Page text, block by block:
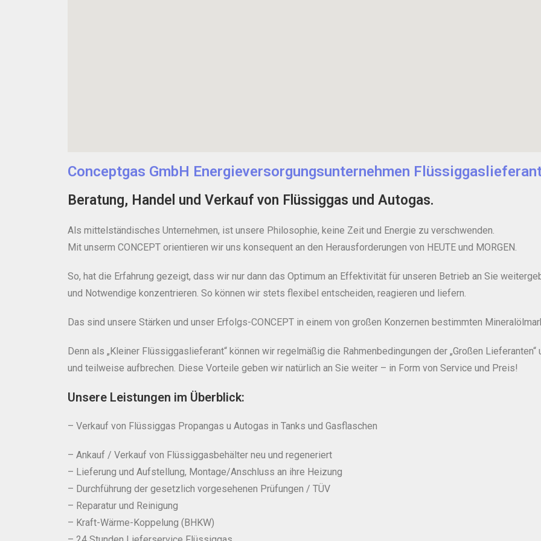
Conceptgas GmbH Energieversorgungsunternehmen
Beratung, Handel und Verkauf von Flüssiggas und Autogas.
Als mittelständisches Unternehmen, ist unsere Philosophie, keine Zeit und Energie zu verschwenden.
Mit unserm CONCEPT orientieren wir uns konsequent an den Herausforderungen von HEUTE und MORGEN.
So, hat die Erfahrung gezeigt, dass wir nur dann das Optimum an Effektivität für unseren Betrieb an Sie
und Notwendige konzentrieren. So können wir stets flexibel entscheiden, reagieren und liefern.
Das sind unsere Stärken und unser Erfolgs-CONCEPT in einem von großen Konzernen bestimmten
Denn als „Kleiner Flüssiggaslieferant“ können wir regelmäßig die Rahmenbedingungen der „Großen Lieferanten“
und teilweise aufbrechen. Diese Vorteile geben wir natürlich an Sie weiter – in Form von Service und Preis!
Unsere Leistungen im Überblick:
– Verkauf von Flüssiggas Propangas u Autogas in Tanks und Gasflaschen
– Ankauf / Verkauf von Flüssiggasbehälter neu und regeneriert
– Lieferung und Aufstellung, Montage/Anschluss an ihre Heizung
– Durchführung der gesetzlich vorgesehenen Prüfungen / TÜV
– Reparatur und Reinigung
– Kraft-Wärme-Koppelung (BHKW)